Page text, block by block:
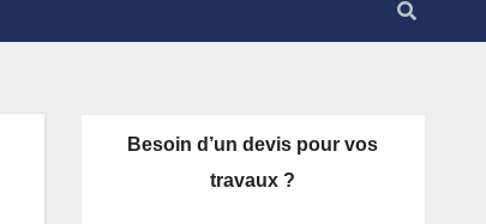
Besoin d’un devis pour vos
travaux ?